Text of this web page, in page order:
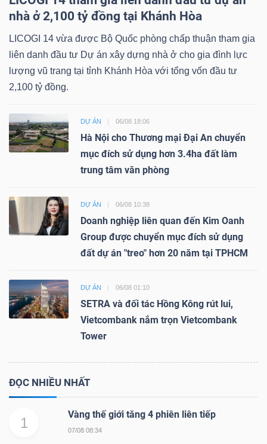
nhà ở 2,100 tỷ đồng tại Khánh Hòa
LICOGI 14 vừa được Bộ Quốc phòng chấp thuận tham gia
liên danh đầu tư Dự án xây dựng nhà ở cho gia đình lực
lượng vũ trang tại tỉnh Khánh Hòa với tổng vốn đầu tư
2,100 tỷ đồng.
DỰ ÁN 06/08 18:06
Hà Nội cho Thương mại Đại An chuyển
mục đích sử dụng hơn 3.4ha đất làm
trung tâm văn phòng
DỰ ÁN 06/08 10:38
Doanh nghiệp liên quan đến Kim Oanh
Group được chuyển mục đích sử dụng
đất dự án "treo" hơn 20 năm tại TPHCM
DỰ ÁN 06/08 01:10
SETRA và đối tác Hồng Kông rút lui,
Vietcombank nắm trọn Vietcombank
Tower
ĐỌC NHIỀU NHẤT
1
Vàng thế giới tăng 4 phiên liên tiếp
07/08 08:34